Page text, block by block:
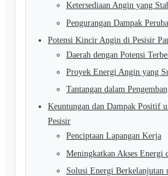
Ketersediaan Angin yang
Pengurangan Dampak
Potensi Kincir Angin di Pesisir
Daerah dengan Potensi
Proyek Energi Angin yang
Tantangan dalam
Keuntungan dan Dampak Positif
Pesisir
Penciptaan Lapangan Kerja
Meningkatkan Akses Energi
Solusi Energi Berkelanjutan